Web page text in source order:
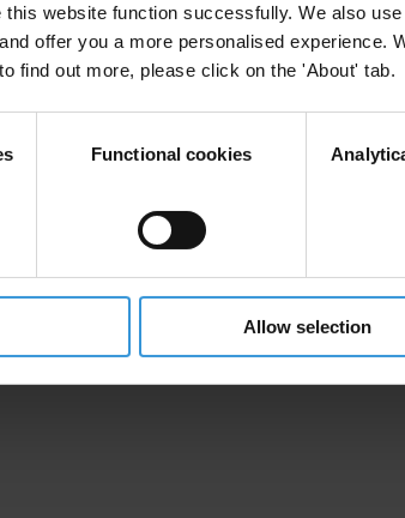
website function successfully. We also
offer you a more personalised experience.
find out more, please click on the 'About' tab.
Functional cookies
Allow selection
مخططة والمتعلقة بمكافحة الفساد في قطاع
الى ان تقارير امان التي تصدرها سنويا تؤكد